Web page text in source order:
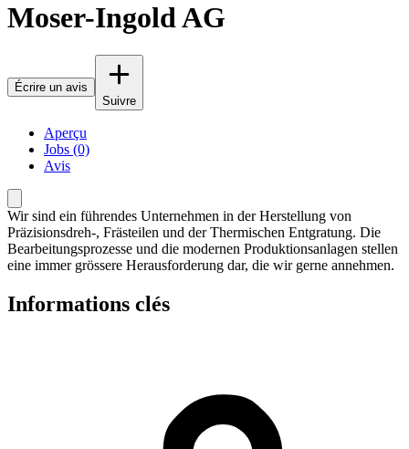
Moser-Ingold AG
Écrire un avis
Suivre
Aperçu
Jobs (0)
Avis
Wir sind ein führendes Unternehmen in der Herstellung von
Präzisionsdreh-, Frästeilen und der Thermischen Entgratung. Die
Bearbeitungsprozesse und die modernen Produktionsanlagen stellen
eine immer grössere Herausforderung dar, die wir gerne annehmen.
Informations clés